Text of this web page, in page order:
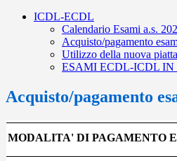
ICDL-ECDL
Calendario Esami a.s.
Acquisto/pagamento
Utilizzo della nuova
ESAMI ECDL-ICDL IN
Acquisto/pagamento
MODALITA' DI PAGAMENTO